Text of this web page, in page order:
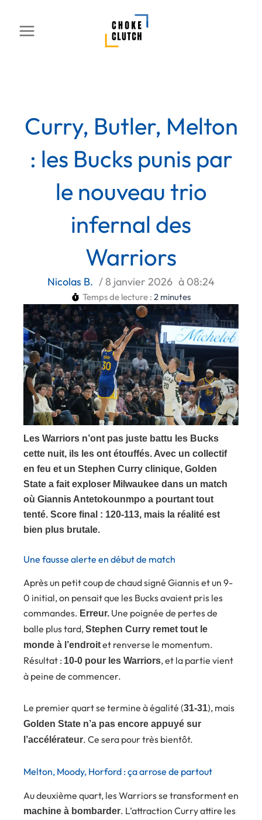
contenu
Curry, Butler, Melton
: les Bucks punis par
le nouveau trio
infernal des
Warriors
Nicolas B. /8 janvier 2026 à 08:24
Temps de lecture : 2 minutes
Les Warriors n’ont pas juste battu les Bucks
cette nuit, ils les ont étouffés. Avec un collectif
en feu et un Stephen Curry clinique, Golden
State a fait exploser Milwaukee dans un match
où Giannis Antetokounmpo a pourtant tout
tenté. Score final : 120-113, mais la réalité est
bien plus brutale.
Une fausse alerte en début de match
Après un petit coup de chaud signé Giannis et un 9-
0 initial, on pensait que les Bucks avaient pris les
commandes. Erreur. Une poignée de pertes de
balle plus tard,Stephen Curry remet tout le
monde à l’endroitet renverse le momentum.
Résultat : 10-0 pour les Warriors, et la partie vient
à peine de commencer.
Le premier quart se termine à égalité (31-31), mais
Golden State n’a pas encore appuyé sur
l’accélérateur. Ce sera pour très bientôt.
Melton, Moody, Horford : ça arrose de partout
Au deuxième quart, les Warriors se transforment en
machine à bombarder. L’attraction Curry attire les